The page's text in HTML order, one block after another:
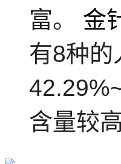
富。 金
有8种的
含量较